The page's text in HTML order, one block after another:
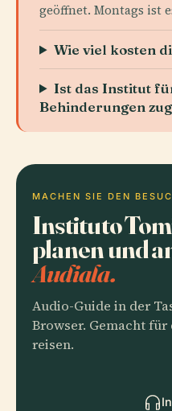
geöffnet. Montags ist
Wie viel kosten
Ist das Institut
Behinderungen
MACHEN SIE DEN
Instituto
planen und
Audiala.
Audio-Guide in der
Browser. Gemacht
reisen.